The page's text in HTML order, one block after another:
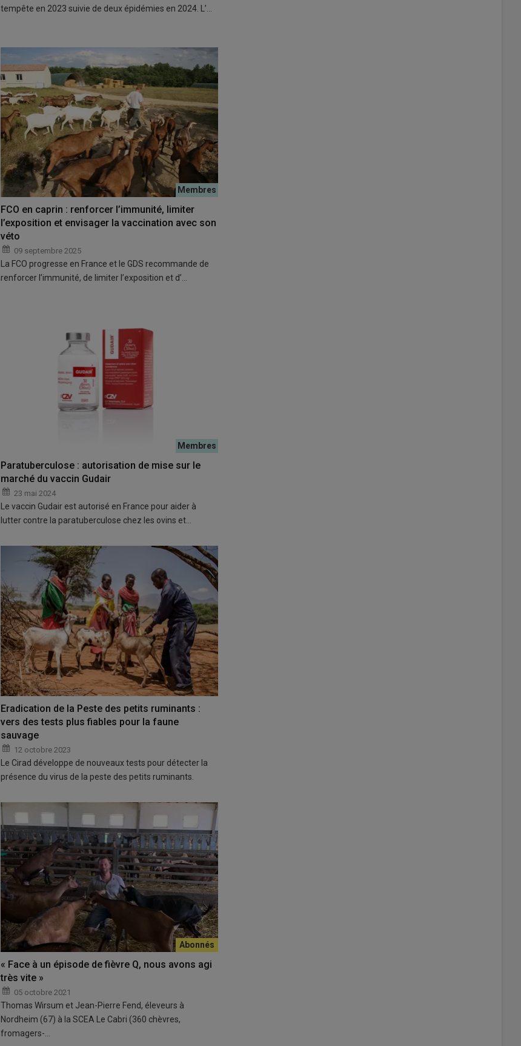
tempête en 2023 suivie de deux épidémies en 2024. L’…
FCO en caprin : renforcer l’immunité, limiter
l’exposition et envisager la vaccination avec son
véto
09 septembre 2025
La FCO progresse en France et le GDS recommande de
renforcer l’immunité, de limiter l’exposition et d’…
Paratuberculose : autorisation de mise sur le
marché du vaccin Gudair
23 mai 2024
Le vaccin Gudair est autorisé en France pour aider à
lutter contre la paratuberculose chez les ovins et…
Eradication de la Peste des petits ruminants :
vers des tests plus fiables pour la faune
sauvage
12 octobre 2023
Le Cirad développe de nouveaux tests pour détecter la
présence du virus de la peste des petits ruminants.
« Face à un épisode de fièvre Q, nous avons agi
très vite »
05 octobre 2021
Thomas Wirsum et Jean-Pierre Fend, éleveurs à
Nordheim (67) à la SCEA Le Cabri (360 chèvres,
fromagers-…